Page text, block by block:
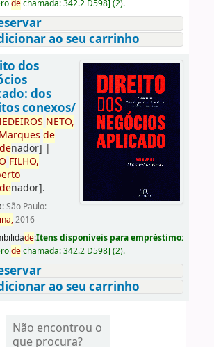
dechamada:342.2 D598] (2).
ao seu carrinho
dos
dos
conexos/
DEIROS NETO,
Marques de
nador] |
FILHO,
nador].
São Paulo:
2016
de:Itens disponíveis para empréstimo:
dechamada:342.2 D598] (2).
ao seu carrinho
Não encontrou o
que procura?